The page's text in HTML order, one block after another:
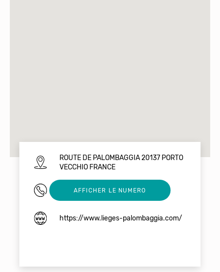
ROUTE DE PALOMBAGGIA 20137 PORTO
VECCHIO FRANCE
04 95 70 67 12
AFFICHER LE NUMERO
https://www.lieges-palombaggia.com/